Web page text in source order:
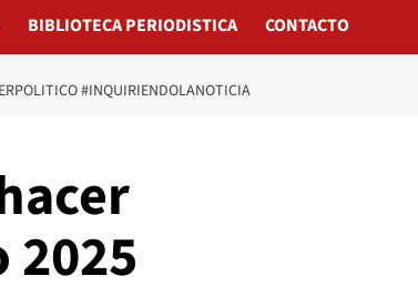
BIBLIOTECA PERIODISTICA CONTACTO
#INQUIRIENDOLANOTICIA